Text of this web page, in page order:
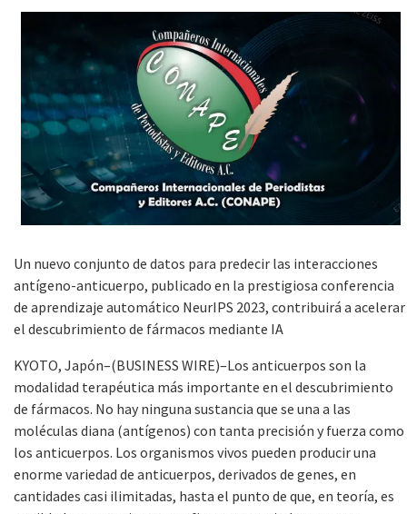
Un nuevo conjunto de datos para predecir las interacciones
antígeno-anticuerpo, publicado en la prestigiosa conferencia
de aprendizaje automático NeurIPS 2023, contribuirá a acelerar
el descubrimiento de fármacos mediante IA
KYOTO, Japón–(BUSINESS WIRE)–Los anticuerpos son la
modalidad terapéutica más importante en el descubrimiento
de fármacos. No hay ninguna sustancia que se una a las
moléculas diana (antígenos) con tanta precisión y fuerza como
los anticuerpos. Los organismos vivos pueden producir una
enorme variedad de anticuerpos, derivados de genes, en
cantidades casi ilimitadas, hasta el punto de que, en teoría, es